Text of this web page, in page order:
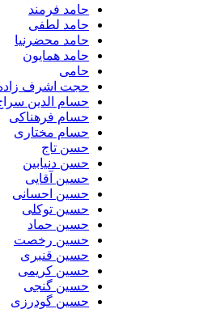
حامد فرمند
حامد لطفی
حامد محضرنیا
حامد همایون
حجت اشرف زاده
حسام الدین سراج
حسام فرهناکی
حسام مختاری
حسن تاج
حسن دنیابین
حسین آقایی
حسین احسانی
حسین توکلی
حسین حماد
حسین رخصت
حسین قنبری
حسین کریمی
حسین گنجی
حسین گودرزی